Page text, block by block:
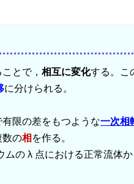
とで， 相互に変化する。こ
に分けられる。
限の差をもつような一次相
数の相 を作る。
の λ 点における正常流体